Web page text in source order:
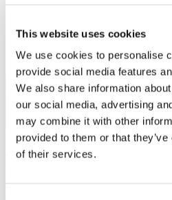
This website uses cookies
We use cookies to personalise
provide social media features
We also share information
our social media, advertising
may combine it with other
provided to them or that
of their services.
Lepidla
VŠECHNY PRODUKTY
Menu
Menu
Domů/
Poradna/